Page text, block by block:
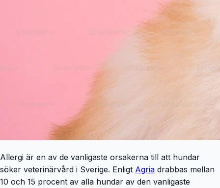
Allergi är en av de vanligaste orsakerna till att hundar
söker veterinärvård i Sverige. Enligt Agria drabbas mellan
10 och 15 procent av alla hundar av den vanligaste